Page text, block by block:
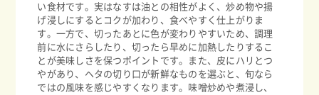
い食材です。実はなすは油との相性がよく、炒め物や揚
げ浸しにするとコクが加わり、食べやすく仕上がりま
す。一方で、切ったあとに色が変わりやすいため、調理
前に水にさらしたり、切ったら早めに加熱したりするこ
とが美味しさを保つポイントです。また、皮にハリとつ
やがあり、ヘタの切り口が新鮮なものを選ぶと、旬なら
ではの風味を感じやすくなります。味噌炒めや煮浸し、